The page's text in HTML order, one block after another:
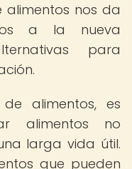
nos da
a la nueva
para
alimentos, es
alimentos no
larga vida útil.
que pueden